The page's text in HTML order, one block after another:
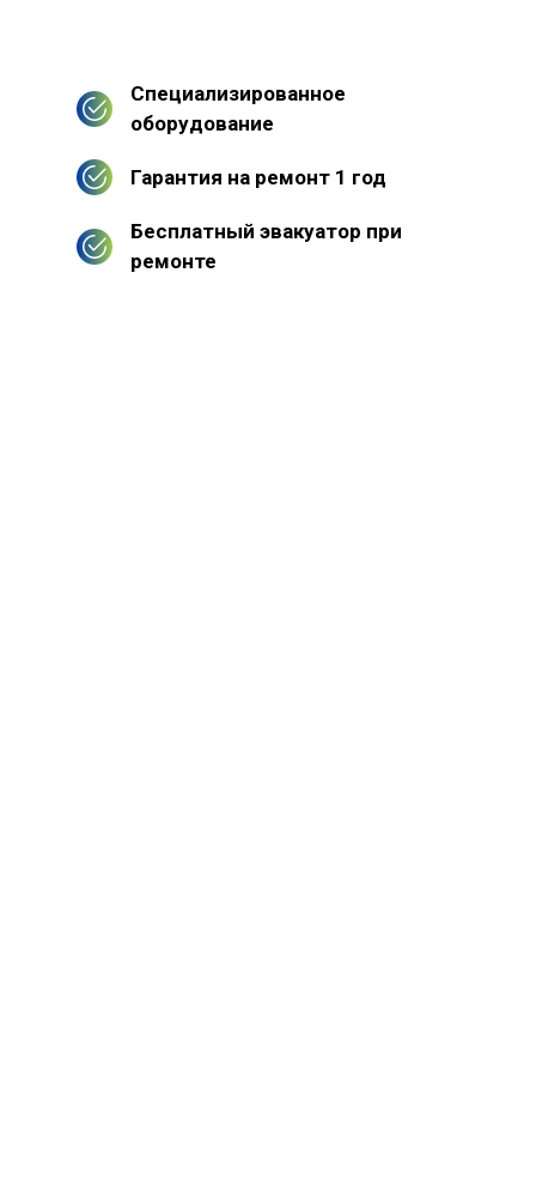
Специализированное
оборудование
Гарантия на ремонт 1 год
Бесплатный эвакуатор при
ремонте